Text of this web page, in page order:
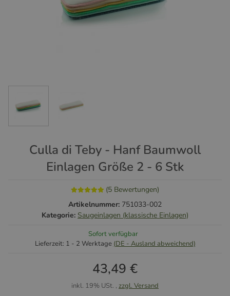
Culla di Teby - Hanf Baumwoll
Einlagen Größe 2 - 6 Stk
(5 Bewertungen)
Artikelnummer: 751033-002
Kategorie: Saugeinlagen (klassische Einlagen)
Sofort verfügbar
Lieferzeit: 1 - 2 Werktage (DE - Ausland abweichend)
43,49 €
inkl. 19% USt. , zzgl. Versand